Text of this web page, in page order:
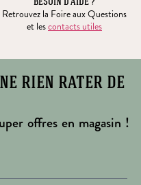
BESOIN D’AIDE ?
Retrouvez la Foire aux Questions
et lescontacts utiles
rien rater de
offres en magasin !